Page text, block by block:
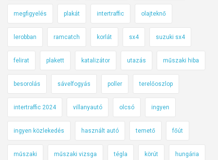
megfigyelés plakát intertraffic olajteknő
lerobban ramcatch korlát sx4 suzuki sx4
felirat plakett katalizátor utazás műszaki hiba
besorolás sávelfogyás poller terelőoszlop
intertraffic 2024 villanyautó olcsó ingyen
ingyen közlekedés használt autó temető főút
műszaki műszaki vizsga tégla körút hungária